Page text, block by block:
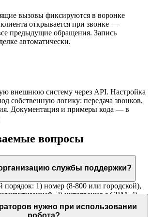
вызовы фиксируются в воронке
открывается при звонке —
предыдущие обращения. Запись
автоматически.
внешнюю систему через API. Настройка
собственную логику: передача звонков,
Документация и примеры кода — в
вопросы
службы поддержки?
порядок: 1) номер (8-800 или городской),
3) интеграция с CRM, 4)
типовых вопросов. Каждый шаг можно
нужно при использовании